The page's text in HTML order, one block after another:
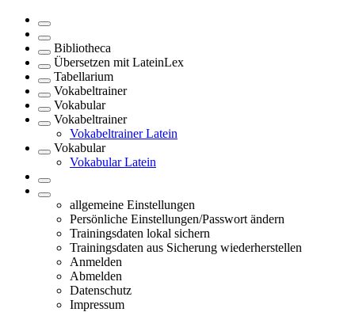
Bibliotheca
Übersetzen mit LateinLex
Tabellarium
Vokabeltrainer
Vokabular
Vokabeltrainer
Vokabeltrainer Latein
Vokabular
Vokabular Latein
allgemeine Einstellungen
Persönliche Einstellungen/Passwort ändern
Trainingsdaten lokal sichern
Trainingsdaten aus Sicherung wiederherstellen
Anmelden
Abmelden
Datenschutz
Impressum